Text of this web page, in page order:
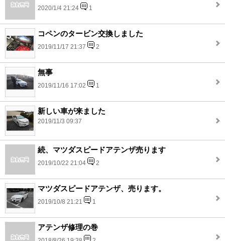
2020/1/4 21:24 1
コペンのタービン交換しました
2019/11/17 21:37 2
無事
2019/11/16 17:02 1
新しい車が来ました
2019/11/3 09:37
続、マツダスピードアテンザ売ります
2019/10/22 21:04 2
マツダスピードアテンザ、売ります。
2019/10/8 21:21 1
アテンザ修理の巻